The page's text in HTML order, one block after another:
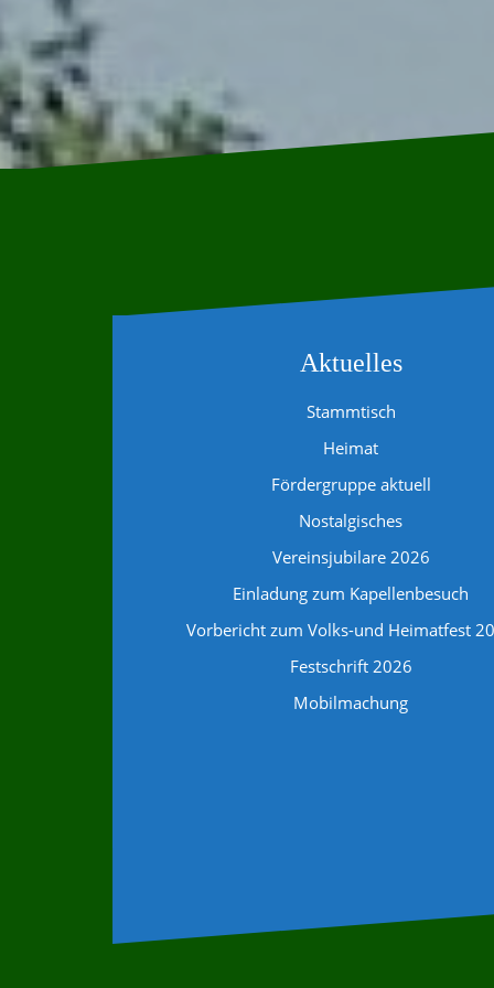
Aktuelles
Stammtisch
Heimat
Fördergruppe aktuell
Nostalgisches
Vereinsjubilare 2026
Einladung zum Kapellenbesuch
Vorbericht zum Volks-und Heimatfest
Festschrift 2026
Mobilmachung